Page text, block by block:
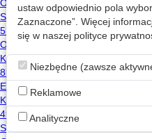
27
7.1k
c
c++
fornakter 2015-01-09 06:34
27
5.8k
katakrowa 2023-02-01 16:54
ustaw odpowiednio pola
Zaznaczone”. Więcej
się w naszej polityce
Niezbędne (zawsze
Reklamowe
Analityczne